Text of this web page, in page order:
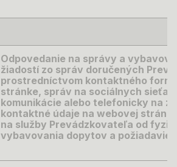
Odpovedanie na správy a
žiadostí zo správ doručených
prostredníctvom kontaktného
stránke, správ na sociálnych
komunikácie alebo telefonicky na
kontaktné údaje na webovej
na služby Prevádzkovateľa od
vybavovania dopytov a